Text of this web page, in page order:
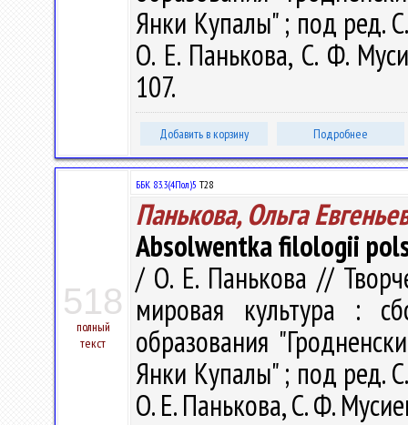
Янки Купалы" ; под ред.
О. Е. Панькова, С. Ф.
107.
Добавить в корзину Подробнее
518
полный
текст
ББК 83.3(4Пол)5 Т28
Панькова, Ольга
Absolwentka filologii
/ О. Е. Панькова //
мировая культура :
образования
Янки Купалы" ; под ред.
О. Е. Панькова, С. Ф.